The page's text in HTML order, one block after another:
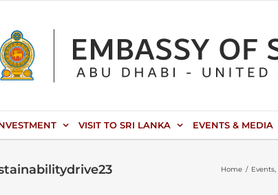
VISIT TO SRI LANKA EVENTS & MEDIA
Home Events